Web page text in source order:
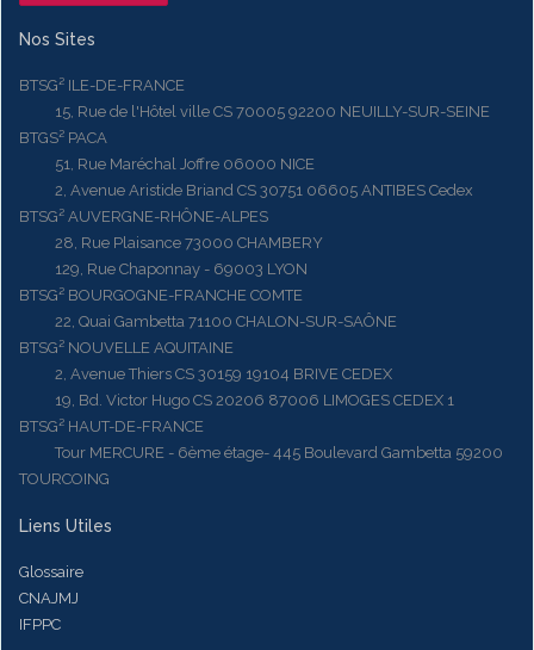
Nos Sites
BTSG² ILE-DE-FRANCE
15, Rue de l'Hôtel ville CS 70005 92200 NEUILLY-SUR-SEINE
BTGS² PACA
51, Rue Maréchal Joffre 06000 NICE
2, Avenue Aristide Briand CS 30751 06605 ANTIBES Cedex
BTSG² AUVERGNE-RHÔNE-ALPES
28, Rue Plaisance 73000 CHAMBERY
129, Rue Chaponnay - 69003 LYON
BTSG² BOURGOGNE-FRANCHE COMTE
22, Quai Gambetta 71100 CHALON-SUR-SAÔNE
BTSG² NOUVELLE AQUITAINE
2, Avenue Thiers CS 30159 19104 BRIVE CEDEX
19, Bd. Victor Hugo CS 20206 87006 LIMOGES CEDEX 1
BTSG² HAUT-DE-FRANCE
Tour MERCURE - 6ème étage- 445 Boulevard Gambetta 59200
TOURCOING
Liens Utiles
Glossaire
CNAJMJ
IFPPC